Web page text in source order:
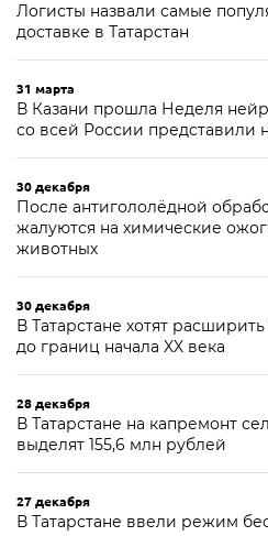
Логисты назвали самые
доставке в Татарстан
31 марта
В Казани прошла Неделя
со всей России представили
30 декабря
После антигололёдной
жалуются на химические
животных
30 декабря
В Татарстане хотят
до границ начала XX века
28 декабря
В Татарстане на капремонт
выделят 155,6 млн рублей
27 декабря
В Татарстане ввели режим